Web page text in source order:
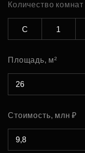
Количество комнат
С 1
Площадь, м²
Стоимость, млн ₽